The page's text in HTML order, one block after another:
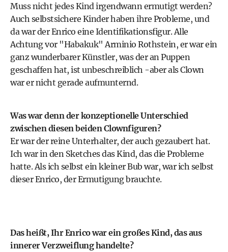
Muss nicht jedes Kind irgendwann ermutigt werden?
Auch selbstsichere Kinder haben ihre Probleme, und
da war der Enrico eine Identifikationsfigur. Alle
Achtung vor "Habakuk" Arminio Rothstein, er war ein
ganz wunderbarer Künstler, was der an Puppen
geschaffen hat, ist unbeschreiblich -aber als Clown
war er nicht gerade aufmunternd.
Was war denn der konzeptionelle Unterschied
zwischen diesen beiden Clownfiguren?
Er war der reine Unterhalter, der auch gezaubert hat.
Ich war in den Sketches das Kind, das die Probleme
hatte. Als ich selbst ein kleiner Bub war, war ich selbst
dieser Enrico, der Ermutigung brauchte.
Das heißt, Ihr Enrico war ein großes Kind, das aus
innerer Verzweiflung handelte?